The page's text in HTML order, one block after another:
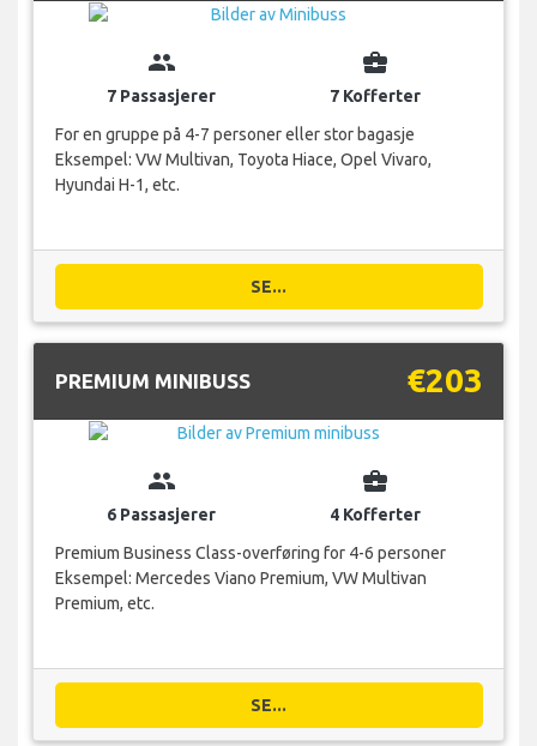
group
7 Passasjerer
business_center
7 Kofferter
For en gruppe på 4-7 personer eller stor bagasje
Eksempel: VW Multivan, Toyota Hiace, Opel Vivaro,
Hyundai H-1, etc.
SE...
PREMIUM MINIBUSS €203
group
6 Passasjerer
business_center
4 Kofferter
Premium Business Class-overføring for 4-6 personer
Eksempel: Mercedes Viano Premium, VW Multivan
Premium, etc.
SE...